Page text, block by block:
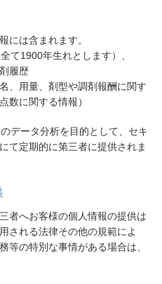
には含まれます。
て1900年生れとします）、
履歴
、用量、剤型や調剤報酬に関す
数に関する情報）
データ分析を目的として、セキ
て定期的に第三者に提供されま
者へお客様の個人情報の提供は
される法律その他の規範によ
等の特別な事情がある場合は、